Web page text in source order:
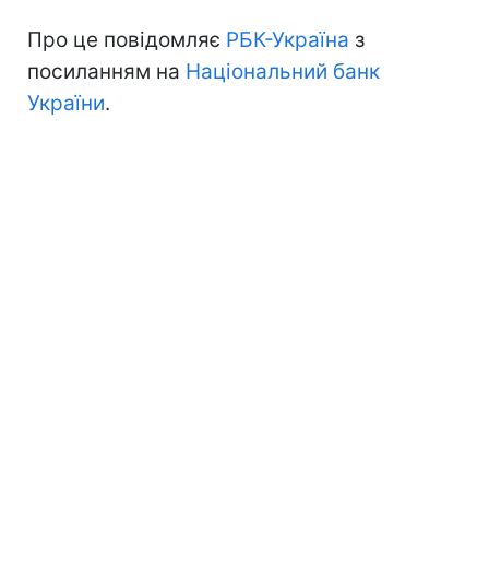
Про це повідомляє РБК-Україна з
посиланням на Національний банк
України.